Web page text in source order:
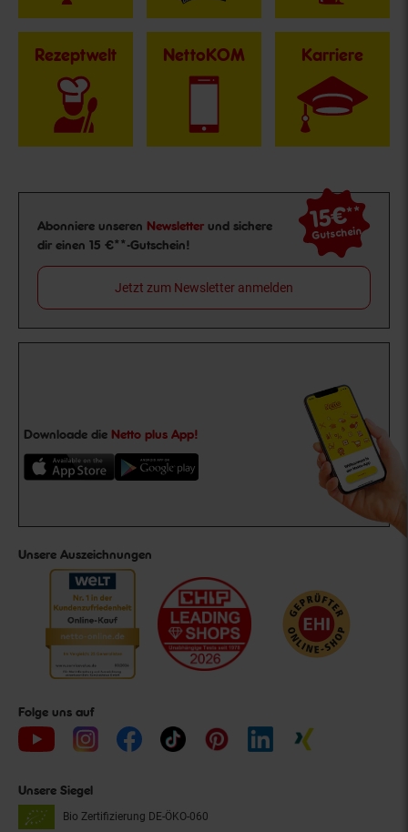
Rezeptwelt NettoKOM Karriere
Newsletter Anmeldung
Abonniere unseren Newsletter und sichere
dir einen 15 €**-Gutschein!
15€**
Gutschein
Jetzt zum Newsletter anmelden
Downloade die Netto plus App!
Unsere Auszeichnungen
Folge uns auf
Unsere Siegel
Bio Zertifizierung DE-ÖKO-060